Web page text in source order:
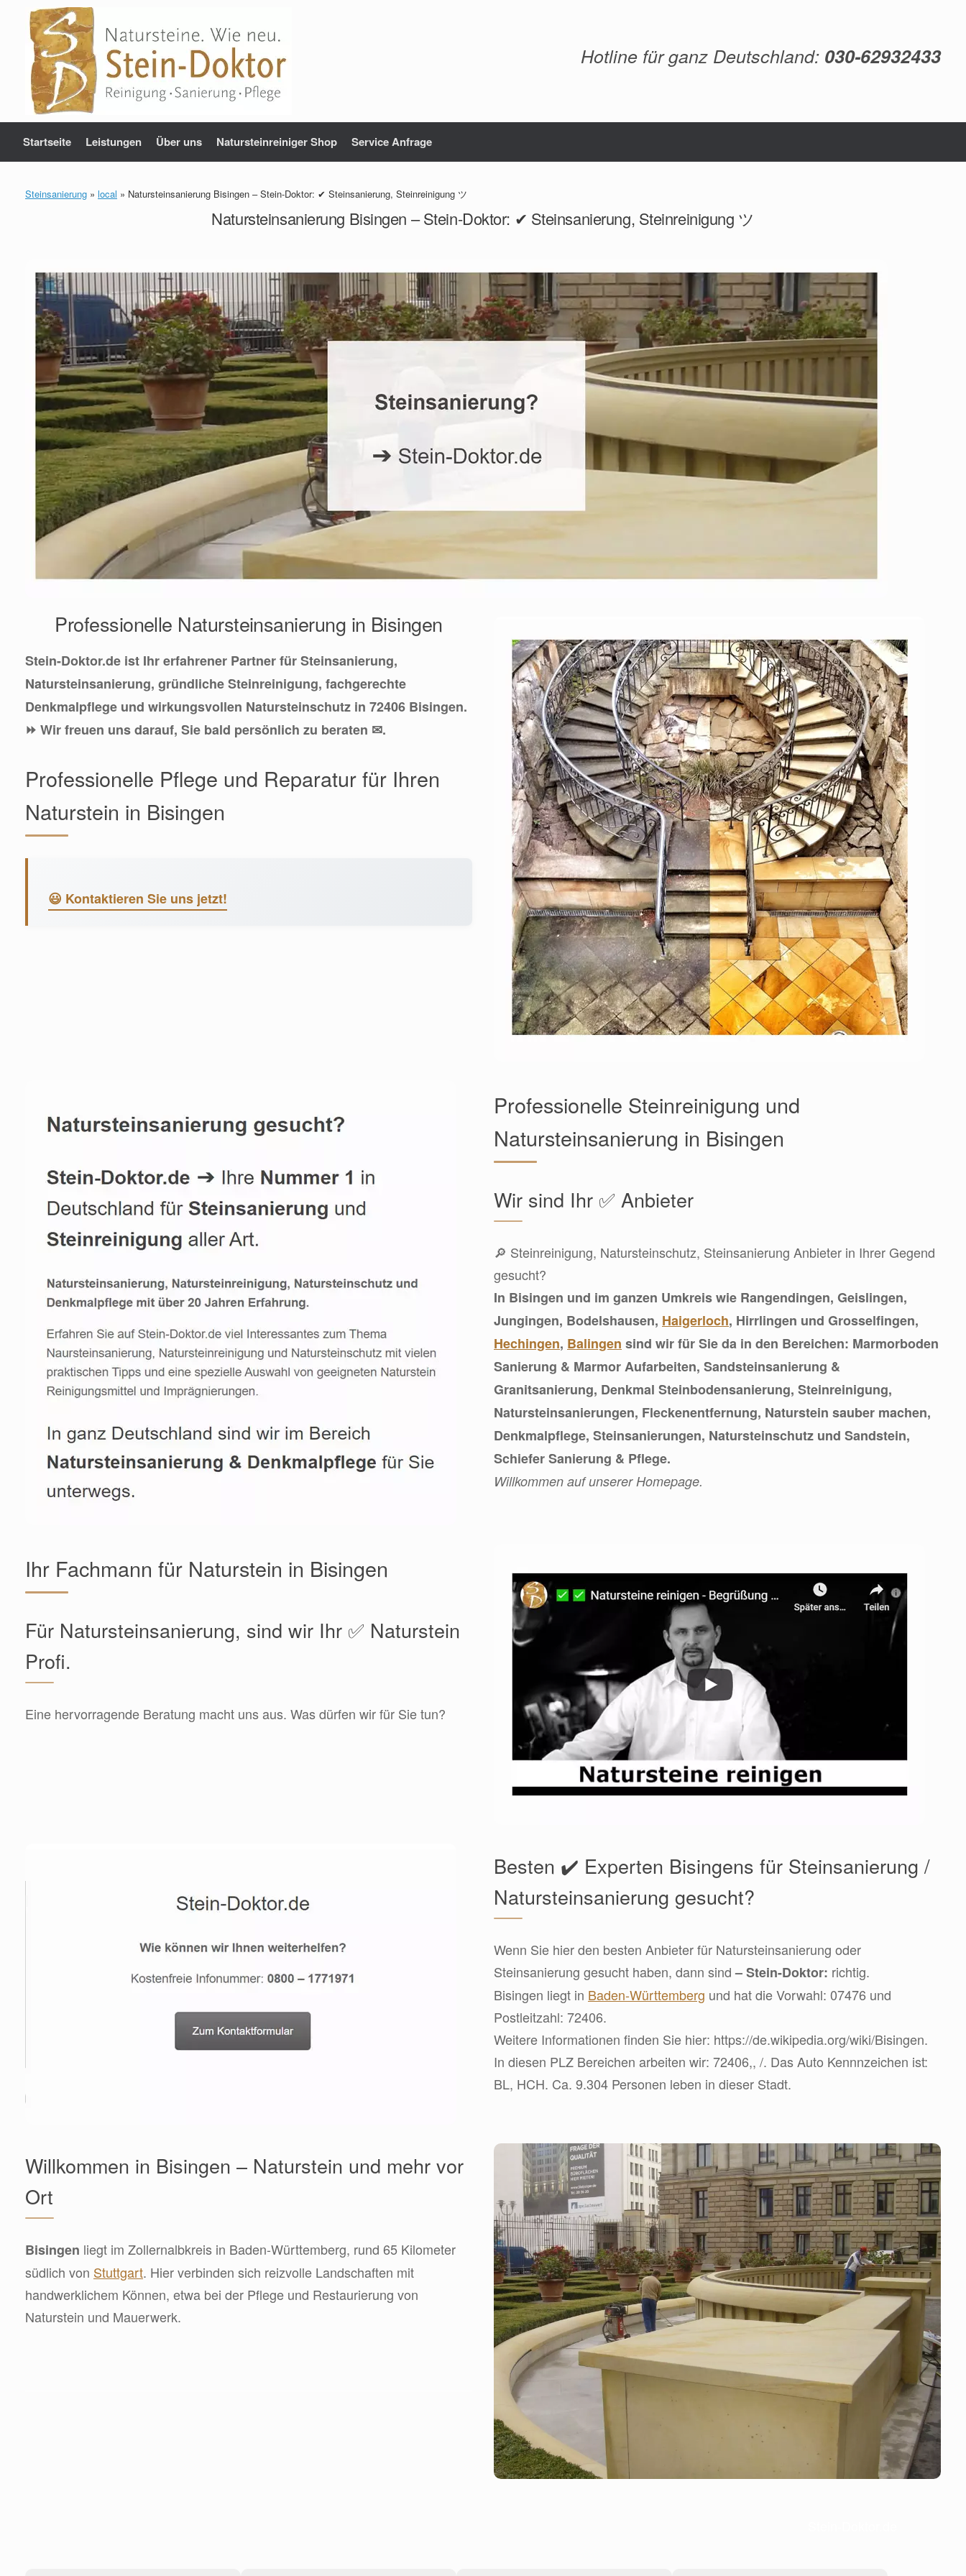
springen
Hotline für ganz Deutschland: 030-62932433
Startseite Leistungen Über uns Natursteinreiniger Shop Service Anfrage
Steinsanierung » local » Natursteinsanierung Bisingen – Stein-Doktor: ✔ Steinsanierung, Steinreinigung ツ
Natursteinsanierung Bisingen – Stein-Doktor: ✔ Steinsanierung, Steinreinigung ツ
Professionelle Natursteinsanierung in Bisingen
Stein-Doktor.de ist Ihr erfahrener Partner für Steinsanierung,
Natursteinsanierung, gründliche Steinreinigung, fachgerechte
Denkmalpflege und wirkungsvollen Natursteinschutz in 72406 Bisingen.
⏩ Wir freuen uns darauf, Sie bald persönlich zu beraten ✉.
Professionelle Pflege und Reparatur für Ihren
Naturstein in Bisingen
😃 Kontaktieren Sie uns jetzt!
Professionelle Steinreinigung und
Natursteinsanierung in Bisingen
Wir sind Ihr ✅ Anbieter
🔎 Steinreinigung, Natursteinschutz, Steinsanierung Anbieter in Ihrer Gegend
gesucht?
In Bisingen und im ganzen Umkreis wie Rangendingen, Geislingen,
Jungingen, Bodelshausen, Haigerloch, Hirrlingen und Grosselfingen,
Hechingen, Balingen sind wir für Sie da in den Bereichen: Marmorboden
Sanierung & Marmor Aufarbeiten, Sandsteinsanierung &
Granitsanierung, Denkmal Steinbodensanierung, Steinreinigung,
Natursteinsanierungen, Fleckenentfernung, Naturstein sauber machen,
Denkmalpflege, Steinsanierungen, Natursteinschutz und Sandstein,
Schiefer Sanierung & Pflege.
Willkommen auf unserer Homepage.
Ihr Fachmann für Naturstein in Bisingen
Für Natursteinsanierung, sind wir Ihr ✅ Naturstein
Profi.
Eine hervorragende Beratung macht uns aus. Was dürfen wir für Sie tun?
Besten ✔️ Experten Bisingens für Steinsanierung /
Natursteinsanierung gesucht?
Wenn Sie hier den besten Anbieter für Natursteinsanierung oder
Steinsanierung gesucht haben, dann sind– Stein-Doktor: richtig.
Bisingen liegt in Baden-Württemberg und hat die Vorwahl: 07476 und
Postleitzahl: 72406.
Weitere Informationen finden Sie hier: https://de.wikipedia.org/wiki/Bisingen.
In diesen PLZ Bereichen arbeiten wir: 72406,, /. Das Auto Kennnzeichen ist:
BL, HCH. Ca. 9.304 Personen leben in dieser Stadt.
Willkommen in Bisingen – Naturstein und mehr vor
Ort
Bisingen liegt im Zollernalbkreis in Baden-Württemberg, rund 65 Kilometer
südlich von Stuttgart. Hier verbinden sich reizvolle Landschaften mit
handwerklichem Können, etwa bei der Pflege und Restaurierung von
Naturstein und Mauerwerk.